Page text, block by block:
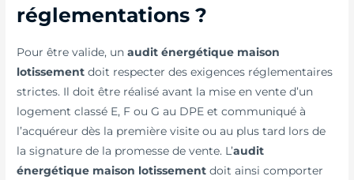
réglementations ?
Pour être valide, unaudit énergétique maison
lotissement doit respecter des exigences réglementaires
strictes. Il doit être réalisé avant la mise en vente d’un
logement classé E, F ou G au DPE et communiqué à
l’acquéreur dès la première visite ou au plus tard lors de
la signature de la promesse de vente. L’audit
énergétique maison lotissement doit ainsi comporter